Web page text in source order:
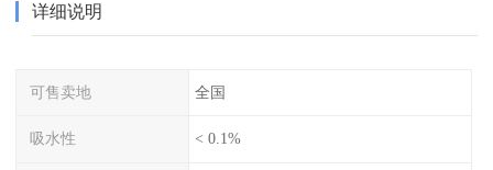
详细说明
可售卖地 全国
吸水性 < 0.1%